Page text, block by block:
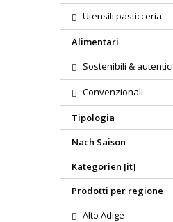
Utensili pasticceria
Alimentari
Sostenibili & autentici
Convenzionali
Tipologia
Nach Saison
Kategorien [it]
Prodotti per regione
Alto Adige